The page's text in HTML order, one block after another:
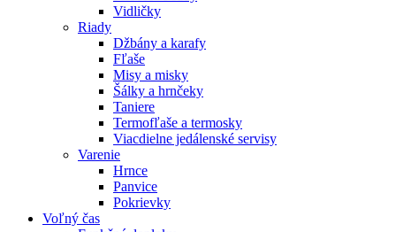
Vidličky
Riady
Džbány a karafy
Fľaše
Misy a misky
Šálky a hrnčeky
Taniere
Termofľaše a termosky
Viacdielne jedálenské servisy
Varenie
Hrnce
Panvice
Pokrievky
Voľný čas